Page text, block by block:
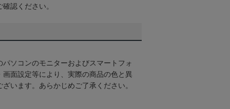
確認ください。
ソコンのモニターおよびスマートフォ
画面設定等により、実際の商品の色と異
います。あらかじめご了承ください。